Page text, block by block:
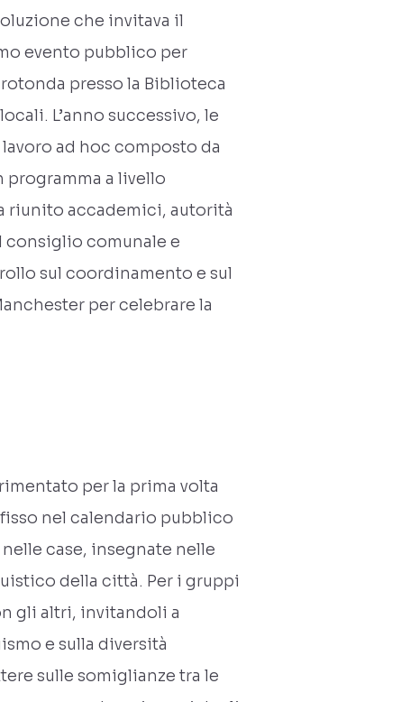
che invitava il
evento pubblico per
presso la Biblioteca
L’anno successivo, le
ad hoc composto da
programma a livello
riunito accademici, autorità
comunale e
sul coordinamento e sul
per celebrare la
per la prima volta
nel calendario pubblico
case, insegnate nelle
della città. Per i gruppi
gli altri, invitandoli a
e sulla diversità
sulle somiglianze tra le